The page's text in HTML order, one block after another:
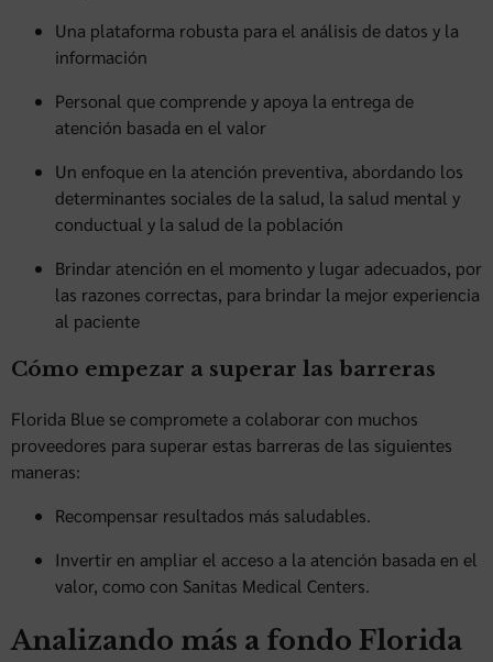
Una plataforma robusta para el análisis de datos y la
información
Personal que comprende y apoya la entrega de
atención basada en el valor
Un enfoque en la atención preventiva, abordando los
determinantes sociales de la salud, la salud mental y
conductual y la salud de la población
Brindar atención en el momento y lugar adecuados, por
las razones correctas, para brindar la mejor experiencia
al paciente
Cómo empezar a superar las barreras
Florida Blue se compromete a colaborar con muchos
proveedores para superar estas barreras de las siguientes
maneras:
Recompensar resultados más saludables.
Invertir en ampliar el acceso a la atención basada en el
valor, como con Sanitas Medical Centers.
Analizando más a fondo Florida